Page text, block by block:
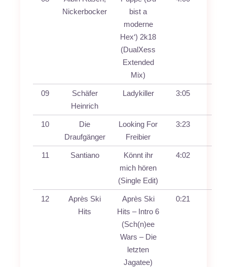
Nickerbocker
bist a
moderne
Hex‘) 2k18
(DualXess
Extended
Mix)
09
Schäfer
Heinrich
Ladykiller 3:05
10
Die
Draufgänger
Looking For
Freibier
3:23
11 Santiano
Könnt ihr
mich hören
(Single Edit)
4:02
12
Après Ski
Hits
Après Ski
Hits – Intro 6
(Sch(n)ee
Wars – Die
letzten
Jagatee)
0:21